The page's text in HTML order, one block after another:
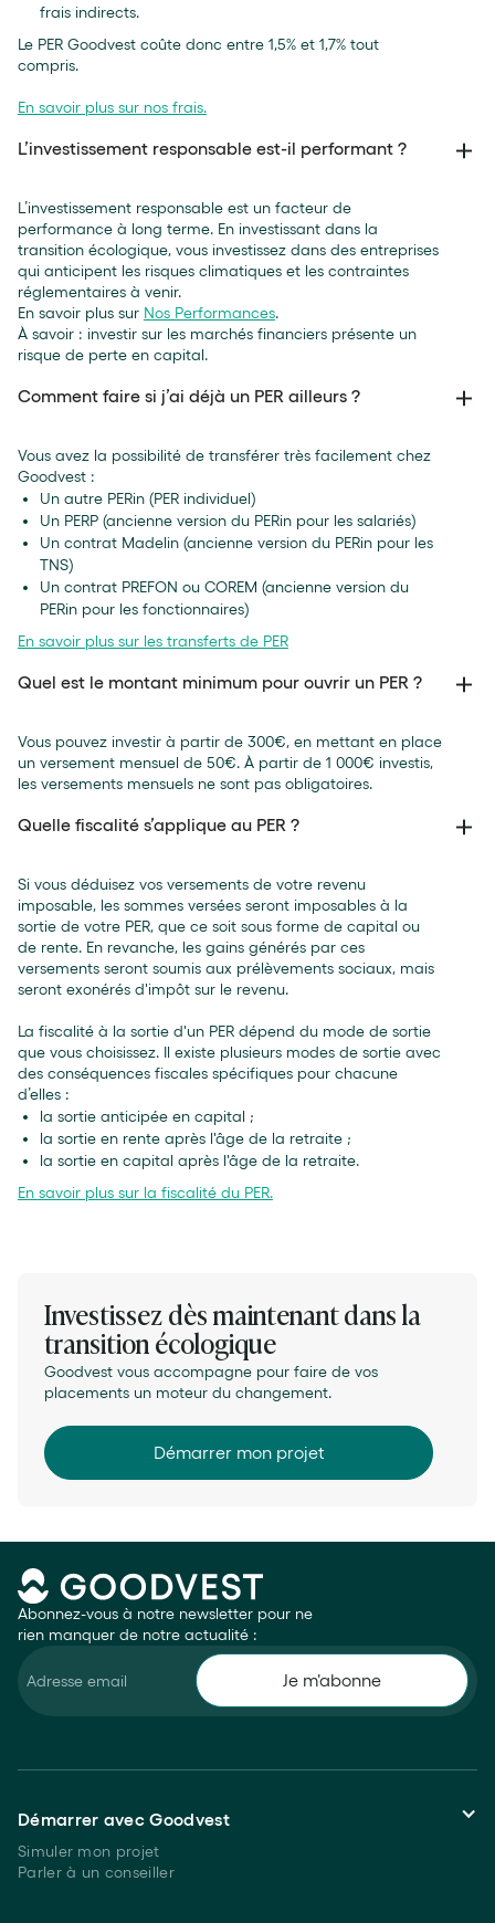
frais indirects.
Le PER Goodvest coûte donc entre 1,5% et 1,7% tout
compris.
En savoir plus sur nos frais.
L’investissement responsable est-il performant ?
L’investissement responsable est un facteur de
performance à long terme. En investissant dans la
transition écologique, vous investissez dans des entreprises
qui anticipent les risques climatiques et les contraintes
réglementaires à venir.
En savoir plus sur Nos Performances.
À savoir : investir sur les marchés financiers présente un
risque de perte en capital.
Comment faire si j’ai déjà un PER ailleurs ?
Vous avez la possibilité de transférer très facilement chez
Goodvest :
Un autre PERin (PER individuel)
Un PERP (ancienne version du PERin pour les salariés)
Un contrat Madelin (ancienne version du PERin pour les
TNS)
Un contrat PREFON ou COREM (ancienne version du
PERin pour les fonctionnaires)
En savoir plus sur les transferts de PER
Quel est le montant minimum pour ouvrir un PER ?
Vous pouvez investir à partir de 300€, en mettant en place
un versement mensuel de 50€. À partir de 1 000€ investis,
les versements mensuels ne sont pas obligatoires.
Quelle fiscalité s’applique au PER ?
Si vous déduisez vos versements de votre revenu
imposable, les sommes versées seront imposables à la
sortie de votre PER, que ce soit sous forme de capital ou
de rente. En revanche, les gains générés par ces
versements seront soumis aux prélèvements sociaux, mais
seront exonérés d'impôt sur le revenu.
La fiscalité à la sortie d'un PER dépend du mode de sortie
que vous choisissez. Il existe plusieurs modes de sortie avec
des conséquences fiscales spécifiques pour chacune
d’elles :
la sortie anticipée en capital ;
la sortie en rente après l'âge de la retraite ;
la sortie en capital après l'âge de la retraite.
En savoir plus sur la fiscalité du PER.
Investissez dès maintenant dans la
transition écologique
Goodvest vous accompagne pour faire de vos
placements un moteur du changement.
Démarrer mon projet
Abonnez-vous à notre newsletter pour ne
rien manquer de notre actualité :
Démarrer avec Goodvest
Simuler mon projet
Parler à un conseiller